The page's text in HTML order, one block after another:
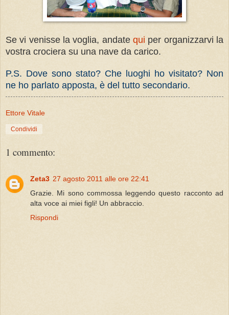
Se vi venisse la voglia, andate qui per organizzarvi la
vostra crociera su una nave da carico.
P.S. Dove sono stato? Che luoghi ho visitato? Non
ne ho parlato apposta, è del tutto secondario.
Ettore Vitale
Condividi
1 commento:
Zeta3 27 agosto 2011 alle ore 22:41
Grazie. Mi sono commossa leggendo questo racconto ad
alta voce ai miei figli! Un abbraccio.
Rispondi